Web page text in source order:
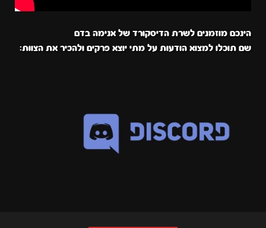
הינכם מוזמנים לשרת הדיסקורד של אנימה בדם
שם תוכלו למצוא הודעות על מתי יוצא פרקים ולהכיר את הצוות: